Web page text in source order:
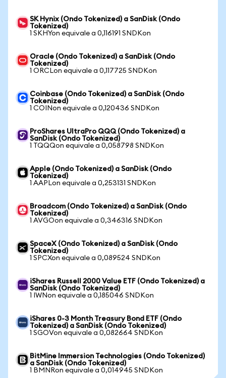
SK Hynix (Ondo Tokenized) a SanDisk (Ondo
Tokenized)
1 SKHYon equivale a 0,116191 SNDKon
Oracle (Ondo Tokenized) a SanDisk (Ondo
Tokenized)
1 ORCLon equivale a 0,117725 SNDKon
Coinbase (Ondo Tokenized) a SanDisk (Ondo
Tokenized)
1 COINon equivale a 0,120436 SNDKon
ProShares UltraPro QQQ (Ondo Tokenized) a
SanDisk (Ondo Tokenized)
1 TQQQon equivale a 0,058798 SNDKon
Apple (Ondo Tokenized) a SanDisk (Ondo
Tokenized)
1 AAPLon equivale a 0,253131 SNDKon
Broadcom (Ondo Tokenized) a SanDisk (Ondo
Tokenized)
1 AVGOon equivale a 0,346316 SNDKon
SpaceX (Ondo Tokenized) a SanDisk (Ondo
Tokenized)
1 SPCXon equivale a 0,089524 SNDKon
iShares Russell 2000 Value ETF (Ondo Tokenized) a
SanDisk (Ondo Tokenized)
1 IWNon equivale a 0,185046 SNDKon
iShares 0-3 Month Treasury Bond ETF (Ondo
Tokenized) a SanDisk (Ondo Tokenized)
1 SGOVon equivale a 0,082664 SNDKon
BitMine Immersion Technologies (Ondo Tokenized)
a SanDisk (Ondo Tokenized)
1 BMNRon equivale a 0,014945 SNDKon